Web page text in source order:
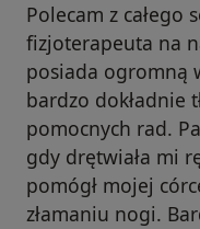
Polecam z całego
fizjoterapeuta na
posiada ogromną
bardzo dokładnie
pomocnych rad.
gdy drętwiała mi
pomógł mojej
złamaniu nogi.